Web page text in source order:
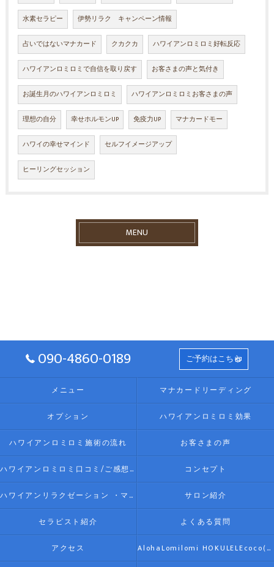
水素セラピー 伊勢リラク キャンペーン情報
占いではないマナカード クカクカ ハワイアンロミロミ好転反応
ハワイアンロミロミで自信を取り戻す お客さまの声と気付き
お誕生月のハワイアンロミロミ ハワイアンロミロミお客さまの声
理想の自分 幸せホルモンUP 免疫力UP マナカードモー
ハワイの幸せマインド セルフイメージアップ
ヒーリングセッション
MENU
090-4860-0189 ご予約はこちら
メニュー マナカードリーディング
オプション ハワイアンロミロミ効果
ハワイアンロミロミ施術の流れ お客さまの声
ハワイアンロミロミ口コミ/ご感想(伊勢リラク/リラクゼーション) コンセプト
ハワイアンリラクゼーション ・マッサージ AlohaLomilomi HOKULELEcoco(アロハロミロミ ホクレレココ)☆彡について サロン紹介
セラピスト紹介 よくある質問
アクセス AlohaLomilomi HOKULELEcoco(アロハロミロミ ホクレレココ)☆彡